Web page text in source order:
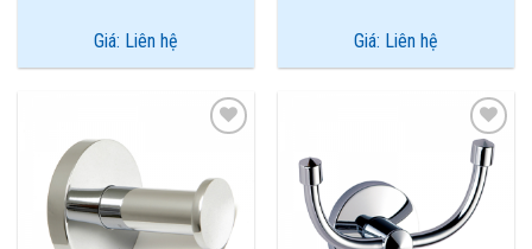
Giá: Liên hệ Giá: Liên hệ
Add to
Wishlist
Add to
Wishlist